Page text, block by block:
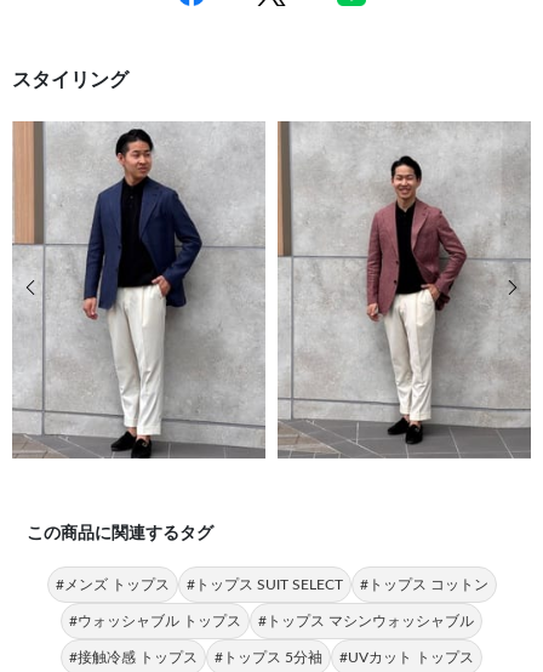
スタイリング
前の画像 次の
この商品に関連するタグ
#メンズ トップス #トップス SUIT SELECT #トップス コットン
#ウォッシャブル トップス #トップス マシンウォッシャブル
#接触冷感 トップス #トップス 5分袖 #UVカット トップス